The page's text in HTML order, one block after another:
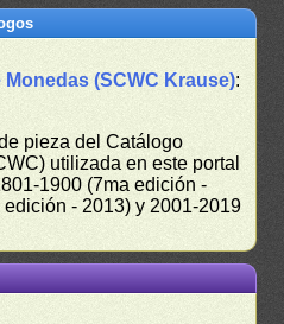
(SCWC Krause):
pieza del Catálogo
utilizada en este portal
1900 (7ma edición -
- 2013) y 2001-2019